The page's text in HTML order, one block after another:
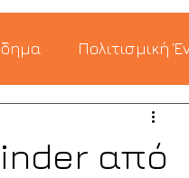
Πολιτισμική
από